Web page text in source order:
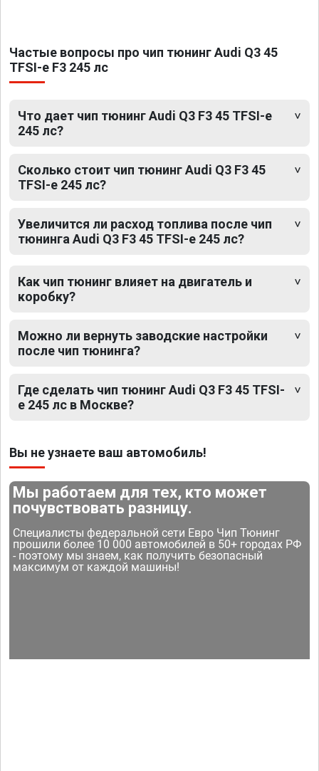
Частые вопросы про чип тюнинг Audi Q3 45
TFSI-e F3 245 лс
Что дает чип тюнинг Audi Q3 F3 45 TFSI-e
245 лс?
Сколько стоит чип тюнинг Audi Q3 F3 45
TFSI-e 245 лс?
Увеличится ли расход топлива после чип
тюнинга Audi Q3 F3 45 TFSI-e 245 лс?
Как чип тюнинг влияет на двигатель и
коробку?
Можно ли вернуть заводские настройки
после чип тюнинга?
Где сделать чип тюнинг Audi Q3 F3 45 TFSI-
e 245 лс в Москве?
Вы не узнаете ваш автомобиль!
Мы работаем для тех, кто может
почувствовать разницу.
Специалисты федеральной сети Евро Чип Тюнинг
прошили более 10 000 автомобилей в 50+ городах РФ
- поэтому мы знаем, как получить безопасный
максимум от каждой машины!